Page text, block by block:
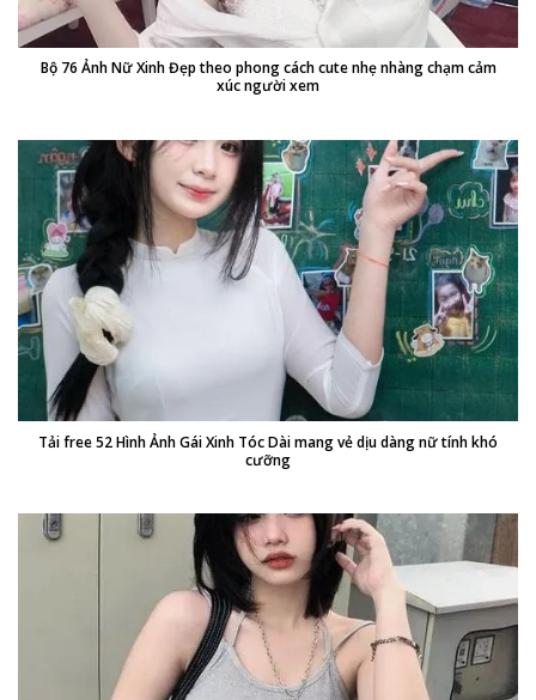
Bộ 76 Ảnh Nữ Xinh Đẹp theo phong cách cute nhẹ nhàng chạm cảm
xúc người xem
Tải free 52 Hình Ảnh Gái Xinh Tóc Dài mang vẻ dịu dàng nữ tính khó
cưỡng